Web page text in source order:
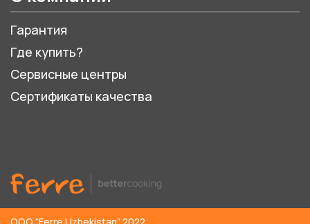
Гарантия
Где купить?
Сервисные центры
Сертификаты качества
ООО “Ferre Uzbekistan” 2022